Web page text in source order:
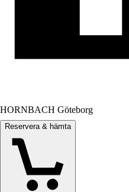
HORNBACH Göteborg
Reservera & hämta